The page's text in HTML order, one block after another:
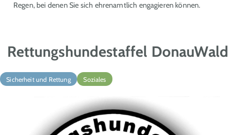
Regen, bei denen Sie sich ehrenamtlich engagieren können.
Rettungshundestaffel DonauWald
Sicherheit und Rettung Soziales